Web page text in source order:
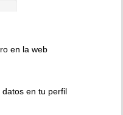
en la web
en tu perfil